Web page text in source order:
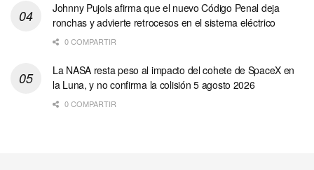
Johnny Pujols afirma que el nuevo Código Penal deja
ronchas y advierte retrocesos en el sistema eléctrico
0 COMPARTIR
La NASA resta peso al impacto del cohete de SpaceX en
la Luna, y no confirma la colisión 5 agosto 2026
0 COMPARTIR